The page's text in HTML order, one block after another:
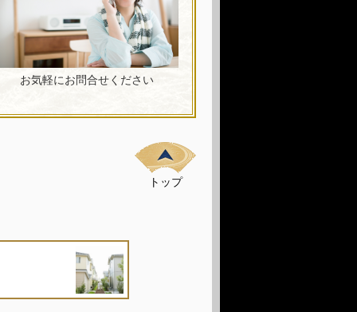
お気軽にお問合せください
トップ